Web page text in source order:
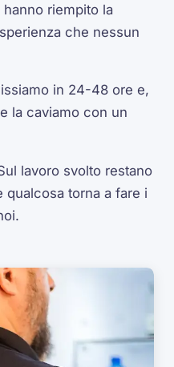
riempito la
che nessun
in 24-48 ore e,
la caviamo con un
lavoro svolto restano
qualcosa torna a fare i